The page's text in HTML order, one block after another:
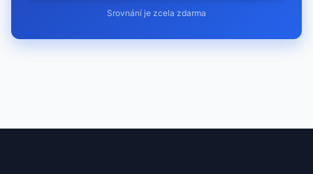
Srovnání je zcela zdarma